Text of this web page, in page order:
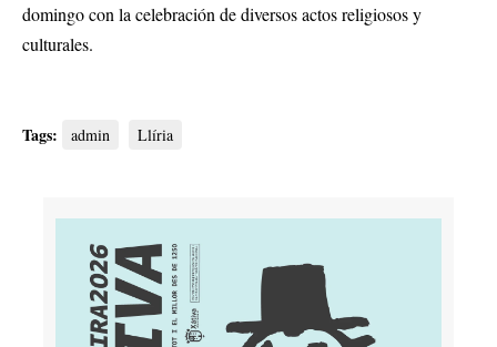
domingo con la celebración de diversos actos religiosos y
culturales.
Tags: admin Llíria